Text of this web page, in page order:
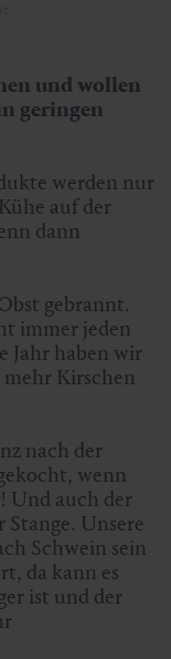
und wollen
geringen
werden nur
auf der
dann
gebrannt.
immer jeden
Jahr haben wir
Kirschen
nach der
wenn
Und auch der
Unsere
Schwein sein
da kann es
ist und der